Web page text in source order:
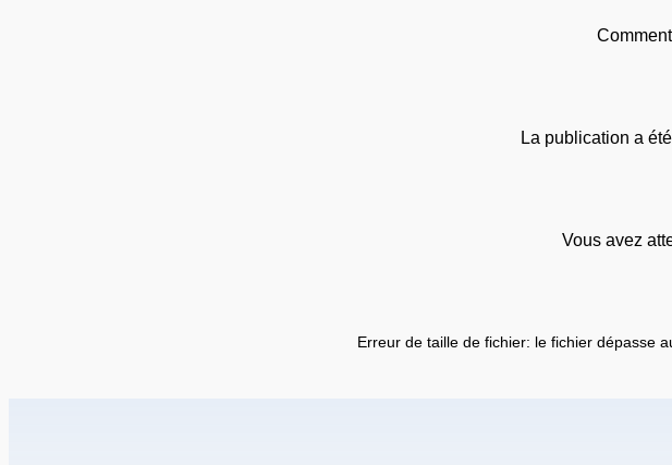
La publication a
Vous avez
Erreur de taille de fichier: le fichier dépasse